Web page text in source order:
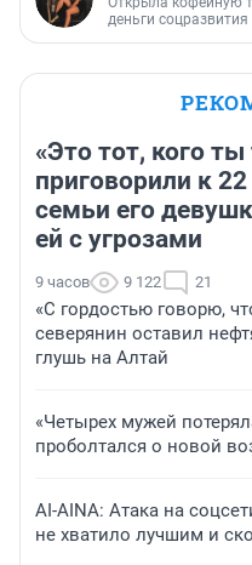
деньги соцразвития
«Это тот, кого
приговорили к
семьи его
ей с угрозами
9 часов 9 122 21
«С гордостью говорю,
северянин оставил
глушь на Алтай
«Четырех мужей
проболтался о новой
AI-AINA: Атака на
не хватило лучшим и